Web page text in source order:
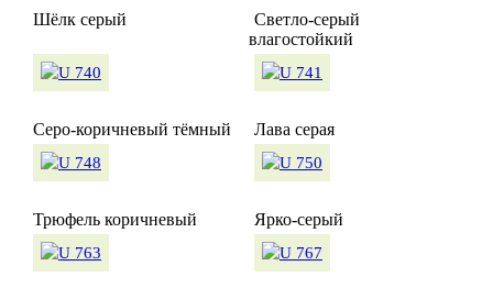
Шёлк серый
Светло-серый
влагостойкий
Серо-коричневый тёмный Лава серая
Трюфель коричневый Ярко-серый